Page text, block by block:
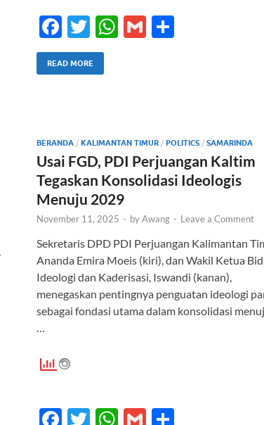
F
ac
e
o
k
T
w
itt
W
p
p
G
READ MORE
BERANDA / KALIMANTAN TIMUR / POLITICS / SAMARINDA
Usai FGD, PDI Perjuangan Kaltim
Tegaskan Konsolidasi Ideologis
Menuju 2029
November 11, 2025 - byAwang - Leave a Comment
Sekretaris DPD PDI Perjuangan Kalimantan
Ananda Emira Moeis (kiri), dan Wakil Ketua
Ideologi dan Kaderisasi, Iswandi (kanan),
menegaskan pentingnya penguatan ideologi
sebagai fondasi utama dalam konsolidasi
F
T
W G